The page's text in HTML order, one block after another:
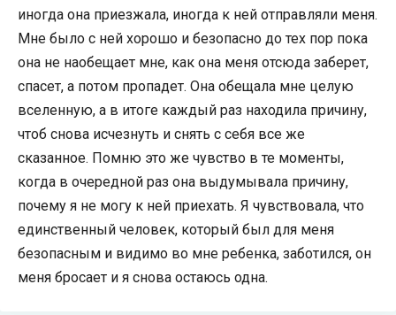
иногда она приезжала, иногда к ней отправляли меня.
Мне было с ней хорошо и безопасно до тех пор пока
она не наобещает мне, как она меня отсюда заберет,
спасет, а потом пропадет. Она обещала мне целую
вселенную, а в итоге каждый раз находила причину,
чтоб снова исчезнуть и снять с себя все же
сказанное. Помню это же чувство в те моменты,
когда в очередной раз она выдумывала причину,
почему я не могу к ней приехать. Я чувствовала, что
единственный человек, который был для меня
безопасным и видимо во мне ребенка, заботился, он
меня бросает и я снова остаюсь одна.